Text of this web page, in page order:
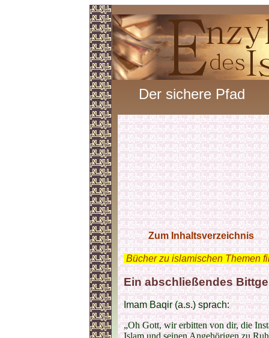
Der sichere Pfad
Zum Inhaltsverzeichnis
Bücher zu islamischen Themen
Ein abschließendes
Imam Baqir (a.s.) sprach:
„Oh Gott, wir erbitten von dir, die